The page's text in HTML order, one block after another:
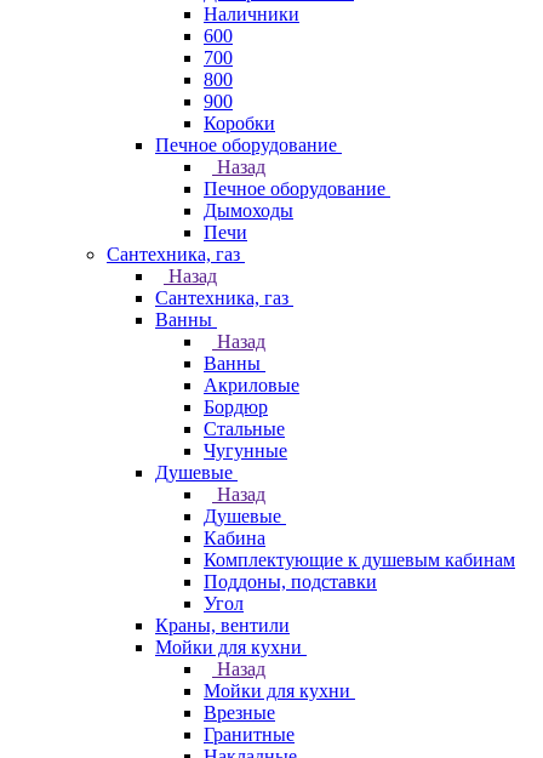
Наличники
600
700
800
900
Коробки
Печное оборудование
Назад
Печное оборудование
Дымоходы
Печи
Сантехника, газ
Назад
Сантехника, газ
Ванны
Назад
Ванны
Акриловые
Бордюр
Стальные
Чугунные
Душевые
Назад
Душевые
Кабина
Комплектующие к душевым кабинам
Поддоны, подставки
Угол
Краны, вентили
Мойки для кухни
Назад
Мойки для кухни
Врезные
Гранитные